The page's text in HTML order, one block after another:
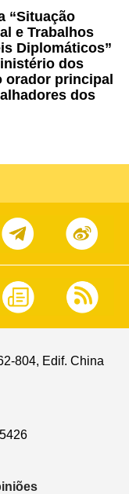
“Situação
e Trabalhos
Diplomáticos”
dos
orador principal
dos
804, Edif. China